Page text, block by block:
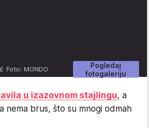
Pogledaj
fotogaleriju
Foto: MONDO
u izazovnom stajlingu, a
nema brus, što su mnogi odmah